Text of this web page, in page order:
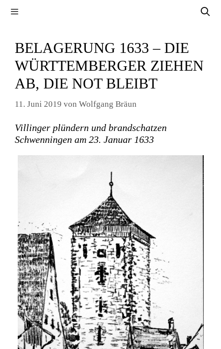
BELAGERUNG 1633 – DIE
WÜRTTEMBERGER ZIEHEN
AB, DIE NOT BLEIBT
11. Juni 2019 von Wolfgang Bräun
Villinger plündern und brandschatzen
Schwenningen am 23. Januar 1633